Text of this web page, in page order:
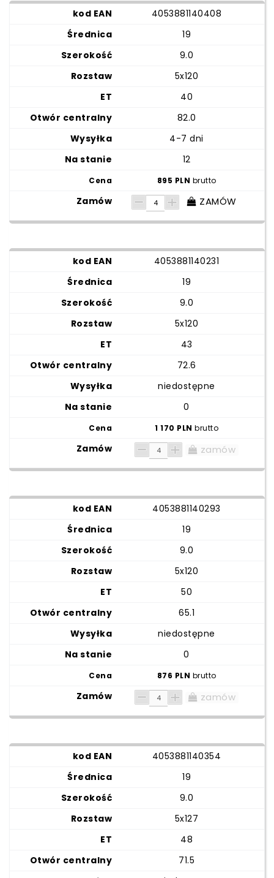
4053881140408
19
9.0
5x120
40
82.0
4-7 dni
12
895 PLN brutto
ZAMÓW
4053881140231
19
9.0
5x120
43
72.6
niedostępne
0
1 170 PLNbrutto
zamów
4053881140293
19
9.0
5x120
50
65.1
niedostępne
0
876 PLN brutto
zamów
4053881140354
19
9.0
5x127
48
71.5